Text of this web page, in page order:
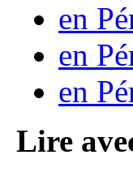
en
en
en
Lire